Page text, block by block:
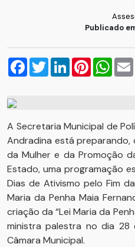
Publicado
Facebook
TwitterLinkedInPinterest
A Secretaria Municipal de
Andradina está
da Mulher e da Promoção
Estado, uma programação
Dias de Ativismo pelo Fim
Maria da Penha Maia
criação da “Lei Maria da
ministra palestra no dia 28
Câmara Municipal.